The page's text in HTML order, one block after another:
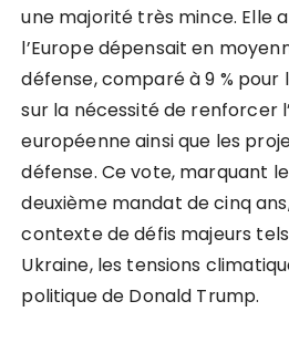
une majorité très mince. Elle
l’Europe dépensait en
défense, comparé à 9 % pour
sur la nécessité de renforcer
européenne ainsi que les
défense. Ce vote, marquant
deuxième mandat de cinq
contexte de défis majeurs
Ukraine, les tensions
politique de Donald Trump.